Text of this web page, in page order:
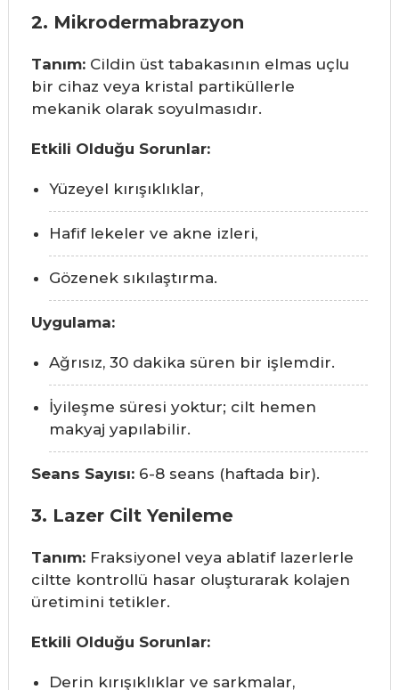
2. Mikrodermabrazyon
Tanım:Cildin üst tabakasının elmas uçlu
bir cihaz veya kristal partiküllerle
mekanik olarak soyulmasıdır.
Etkili Olduğu Sorunlar:
Yüzeyel kırışıklıklar,
Hafif lekeler ve akne izleri,
Gözenek sıkılaştırma.
Uygulama:
Ağrısız, 30 dakika süren bir işlemdir.
İyileşme süresi yoktur; cilt hemen
makyaj yapılabilir.
Seans Sayısı:6-8 seans (haftada bir).
3. Lazer Cilt Yenileme
Tanım:Fraksiyonel veya ablatif lazerlerle
ciltte kontrollü hasar oluşturarak kolajen
üretimini tetikler.
Etkili Olduğu Sorunlar:
Derin kırışıklıklar ve sarkmalar,